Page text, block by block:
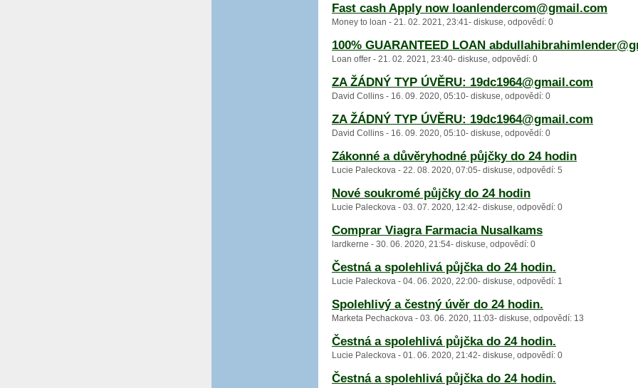
Fast cash Apply now loanlendercom@gmail.com
Money to loan - 21. 02. 2021, 23:41- diskuse, odpovědí: 0
100% GUARANTEED LOAN
Loan offer - 21. 02. 2021, 23:40- diskuse, odpovědí: 0
ZA ŽÁDNÝ TYP ÚVĚRU: 19dc1964@gmail.com
David Collins - 16. 09. 2020, 05:10- diskuse, odpovědí: 0
ZA ŽÁDNÝ TYP ÚVĚRU: 19dc1964@gmail.com
David Collins - 16. 09. 2020, 05:10- diskuse, odpovědí: 0
Zákonné a důvěryhodné půjčky do 24 hodin
Lucie Paleckova - 22. 08. 2020, 07:05- diskuse, odpovědí: 5
Nové soukromé půjčky do 24 hodin
Lucie Paleckova - 03. 07. 2020, 12:42- diskuse, odpovědí: 0
Comprar Viagra Farmacia Nusalkams
lardkerne - 30. 06. 2020, 21:54- diskuse, odpovědí: 0
Čestná a spolehlivá půjčka do 24 hodin.
Lucie Paleckova - 04. 06. 2020, 22:00- diskuse, odpovědí: 1
Spolehlivý a čestný úvěr do 24 hodin.
Marketa Pechackova - 03. 06. 2020, 11:03- diskuse, odpovědí: 13
Čestná a spolehlivá půjčka do 24 hodin.
Lucie Paleckova - 01. 06. 2020, 21:42- diskuse, odpovědí: 0
Čestná a spolehlivá půjčka do 24 hodin.